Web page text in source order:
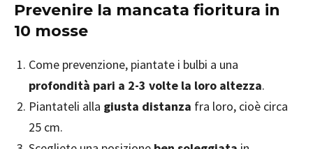
Prevenire la mancata fioritura in
10 mosse
Come prevenzione, piantate i bulbi a una
profondità pari a 2-3 volte la loro altezza.
Piantateli alla giusta distanza fra loro, cioè circa
25 cm.